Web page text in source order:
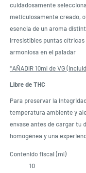
cuidadosamente
meticulosamente creado,
esencia de un aroma
irresistibles puntas cítricas
armoniosa en el paladar
*AÑADIR 10ml de VG
Libre de THC
Para preservar la
temperatura ambiente y
envase antes de cargar tu
homogénea y una
Contenido fiscal (ml)
10